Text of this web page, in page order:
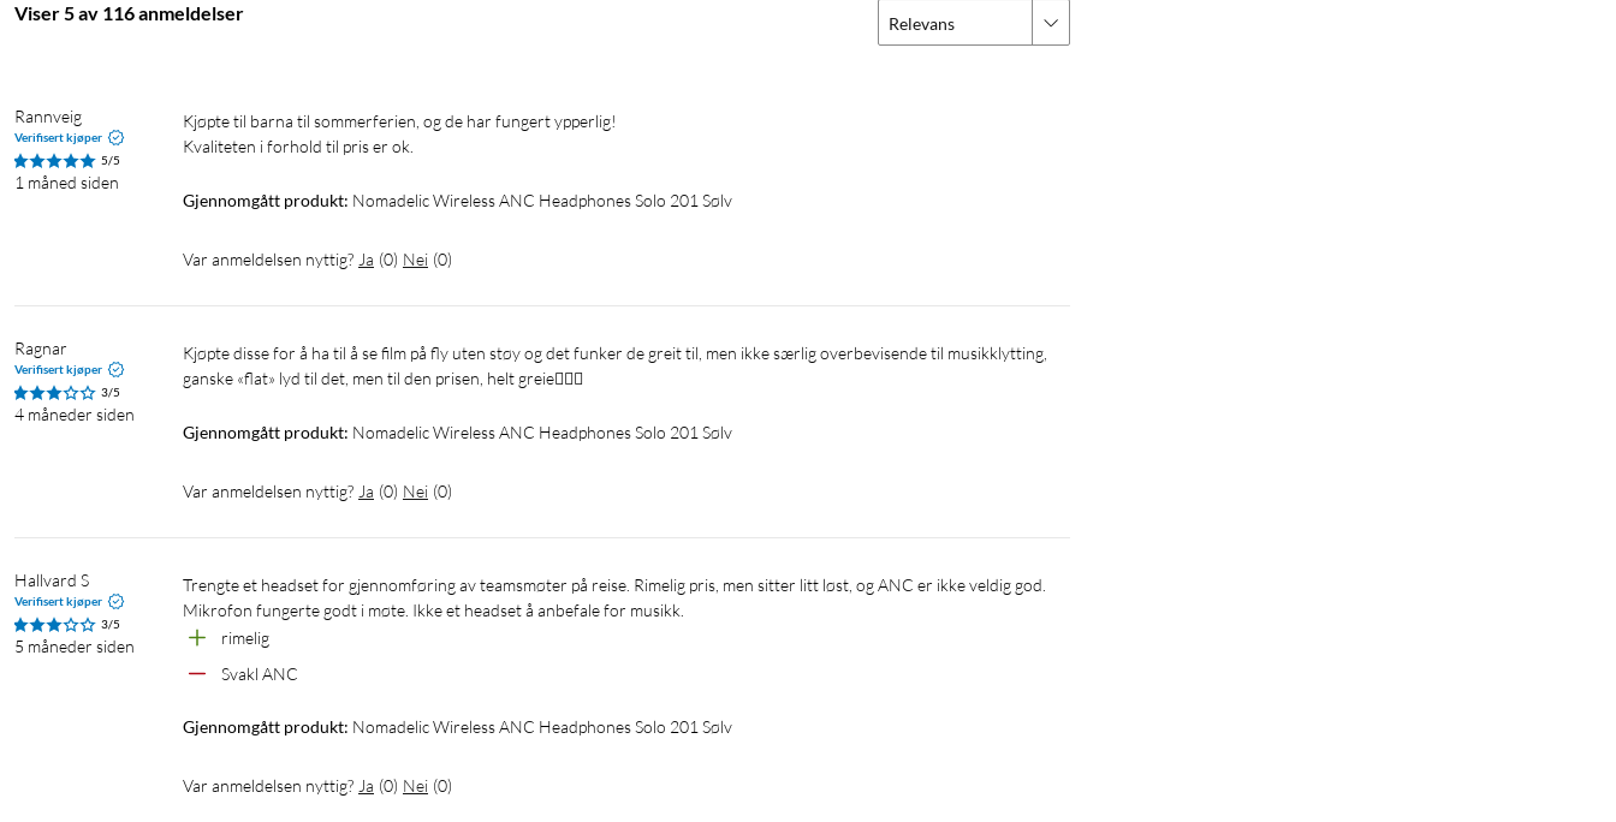
Spesifikasjoner
Høyttalerelement: 40 mm
Bluetooth-versjon: 5.3
Ladetid: ca. 2 t
Rekkevidde: ca. 10 m
Støydemping: 20dB+/-3dB
Lading: 5 V / 0,5 A
Leveres med USB-C-kabel og AUX-kabel.
Viser 5 av 116 anmeldelser Relevans
Rannveig
Verifisert kjøper
5/5
1 måned siden
Kjøpte til barna til sommerferien, og de har fungert ypperlig!
Kvaliteten i forhold til pris er ok.
Gjennomgått produkt: Nomadelic Wireless ANC Headphones Solo 201 Sølv
Var anmeldelsen nyttig? Ja (0) Nei (0)
Ragnar
Verifisert kjøper
3/5
4 måneder siden
Kjøpte disse for å ha til å se film på fly uten støy og det funker de greit til, men ikke særlig overbevisende til musikklytting,
ganske «flat» lyd til det, men til den prisen, helt greie👍🏻😊
Gjennomgått produkt: Nomadelic Wireless ANC Headphones Solo 201 Sølv
Var anmeldelsen nyttig? Ja (0) Nei (0)
Hallvard S
Verifisert kjøper
3/5
5 måneder siden
trengte et headset for gjennomføring av teamsmøter på reise. Rimelig pris, men sitter litt løst, og ANC er ikke veldig god.
Mikrofon fungerte godt i møte. Ikke et headset å anbefale for musikk.
rimelig
Svakl ANC
Gjennomgått produkt: Nomadelic Wireless ANC Headphones Solo 201 Sølv
Var anmeldelsen nyttig? Ja (0) Nei (0)